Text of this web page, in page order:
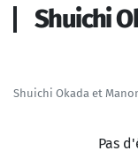
Shuichi
Shuichi Okada et
Pas